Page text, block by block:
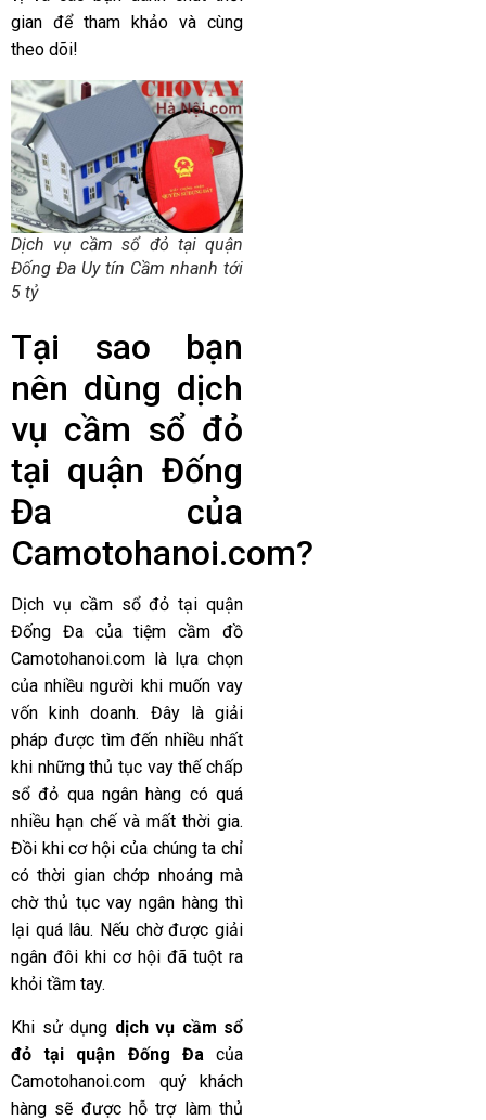
gian để tham khảo và cùng
theo dõi!
Dịch vụ cầm sổ đỏ tại quận
Đống Đa Uy tín Cầm nhanh tới
5 tỷ
Tại sao bạn
nên dùng dịch
vụ cầm sổ đỏ
tại quận Đống
Đa của
Camotohanoi.com?
Dịch vụ cầm sổ đỏ tại quận
Đống Đa của tiệm cầm đồ
Camotohanoi.com là lựa chọn
của nhiều người khi muốn vay
vốn kinh doanh. Đây là giải
pháp được tìm đến nhiều nhất
khi những thủ tục vay thế chấp
sổ đỏ qua ngân hàng có quá
nhiều hạn chế và mất thời gia.
Đồi khi cơ hội của chúng ta chỉ
có thời gian chớp nhoáng mà
chờ thủ tục vay ngân hàng thì
lại quá lâu. Nếu chờ được giải
ngân đôi khi cơ hội đã tuột ra
khỏi tầm tay.
Khi sử dụng dịch vụ cầm sổ
đỏ tại quận Đống Đa của
Camotohanoi.com quý khách
hàng sẽ được hỗ trợ làm thủ